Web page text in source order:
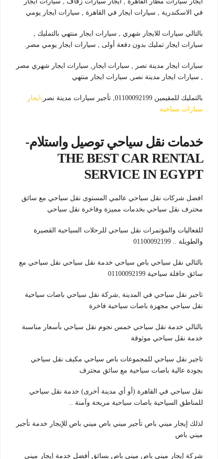
في الاسكندرية , سيارات ايجار في القاهرة , سيارات ايجار يومي
بالتالي سيارات للايجار شهري , سيارات ايجار منتهي بالتمليك ,
سيارات ايجار تمليك بدون دفعة أولى , سيارات ايجار يومي مصر.
سيارات ايجار مدينة نصر , سيارات ايجار, سيارات ايجار شهري مصر
, سيارات ايجار مدينة نصر, سيارات ايجار منتهي
بالتمليك للمقيمين 01100092199, تأجير سيارات مدينة نصر.
ايجار
سيارات سياحية
خدمات نقل سياحي توصيل واستلام-
THE BEST CAR RENTAL
SERVICE IN EGYPT
افضل شركات نقل سياحي عالمي المستوى نقل سياحي مع سائق
محترف نقل سياحي بخدمات مميزة وفاخرة نقل سياحي
للفعاليات والمؤتمرات نقل سياحي للرحلات السياحية القصيرة
والطويلة .. 01100092199
بالتالي نقل سياحي باص سياحي خدمة نقل سياحي نقل سياحي مع
سائق حافلة سياحية 01100092199
تاجير نقل سياحي في المدينة ,شركة نقل سياحي باصات سياحية
نقل سياحي مجهزة باصات سياحية فاخرة
بالتالي خدمة نقل سياحي خمس نجوم نقل سياحي بأسعار مناسبة
خدمة نقل سياحي موثوقة
تاجير نقل سياحي للمجموعات باص سياحي مكيف نقل سياحي
بجودة عالية باصات سياحية مع سائق محترف
نقل سياحي في القاهرة (أو أي مدينة أخرى) خدمة نقل سياحي
للمناطق السياحية باصات سياحية مريحة وآمنة ..
لذلك إيجار ميني باص تأجير ميني باص ميني باص للإيجار خدمة تأجير
ميني باص
شركة إيجار ميني باص ميني باص بسائق أفضل خدمة إيجار ميني